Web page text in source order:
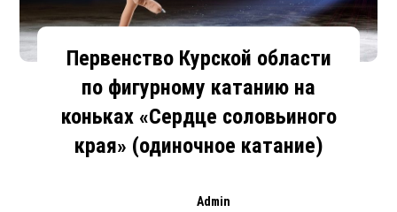
Первенство Курской области
по фигурному катанию на
коньках «Сердце соловьиного
края» (одиночное катание)
Admin